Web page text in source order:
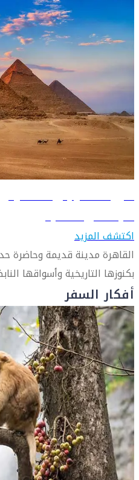
دليل السفر إلى القاهرة
تعرّف على القاهرة
اكتشف المزيد
القاهرة مدينة قديمة وحاضرة
بكنوزها التاريخية وأسواقها
أفكار السفر